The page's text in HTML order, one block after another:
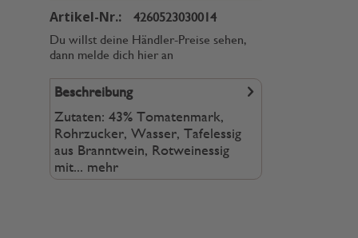
Artikel-Nr.:
4260523030014
Du willst deine Händler-Preise sehen,
dann melde dich hier an
Beschreibung
Zutaten: 43% Tomatenmark,
Rohrzucker, Wasser, Tafelessig
aus Branntwein, Rotweinessig
mit... mehr